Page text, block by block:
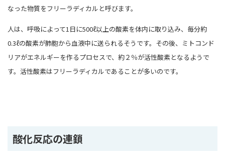
なった物質をフリーラディカルと呼びます。
人は、呼吸によって1日に500ℓ以上の酸素を体内に取り込み、毎分約
0.3ℓの酸素が肺胞から血液中に送られるそうです。その後、ミトコンド
リアがエネルギーを作るプロセスで、約２％が活性酸素となるようで
す。活性酸素はフリーラディカルであることが多いのです。
酸化反応の連鎖